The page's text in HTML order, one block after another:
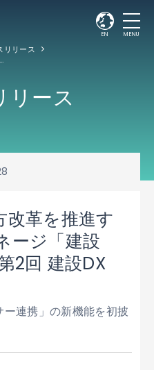
EN MENU
リリース
建設現場の働き方改革を推進するデジタルサイネージ「建設SIGNESS
リース
改革を推進す
ージ「建設
2回 建設DX
ー連携」の新機能を初披